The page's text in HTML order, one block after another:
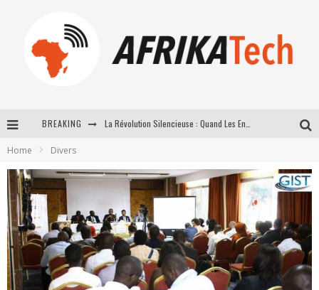
BREAKING
How Technology Has Changed Sports
E-COMMERCE: FOR TABASKI, AFRIMARKET AND LEBARA DELIVER SHEEP TO AFRICA VIA INTERNET
Home Divers